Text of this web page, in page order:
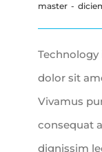
master -
Technology
dolor sit
Vivamus
consequat
dignissim